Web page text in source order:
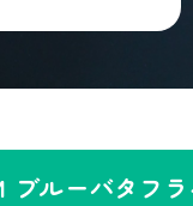
ブルーバタフラ